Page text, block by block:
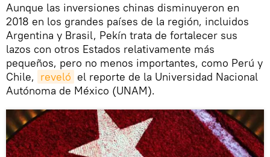
Aunque las inversiones chinas disminuyeron en
2018 en los grandes países de la región, incluidos
Argentina y Brasil, Pekín trata de fortalecer sus
lazos con otros Estados relativamente más
pequeños, pero no menos importantes, como Perú y
Chile, reveló el reporte de la Universidad Nacional
Autónoma de México (UNAM).